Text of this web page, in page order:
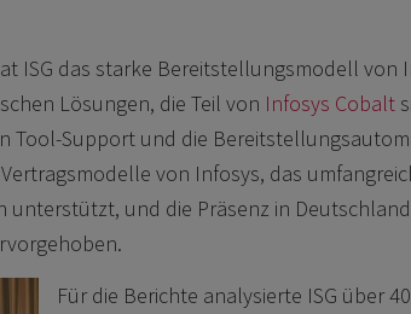
ISG das starke Bereitstellungsmodell von
Lösungen, die Teil von Infosys Cobalt
Tool-Support und die
von Infosys, das
unterstützt, und die Präsenz in
Für die Berichte analysierte ISG über